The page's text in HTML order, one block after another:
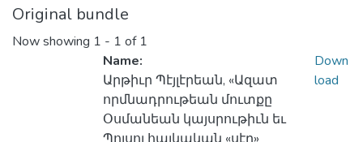
Original bundle
Now showing 1 - 1 of 1
Name:
Արթիւր Պէյլէրեան, «Ազատ
որմնադրութեան մուտքը
Օսմանեան կայսրութիւն եւ
Down
load